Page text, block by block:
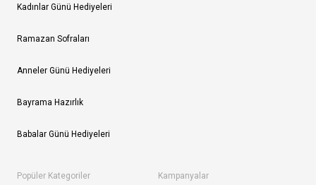
Kadınlar Günü Hediyeleri
Ramazan Sofraları
Anneler Günü Hediyeleri
Bayrama Hazırlık
Babalar Günü Hediyeleri
Popüler Kategoriler Kampanyalar